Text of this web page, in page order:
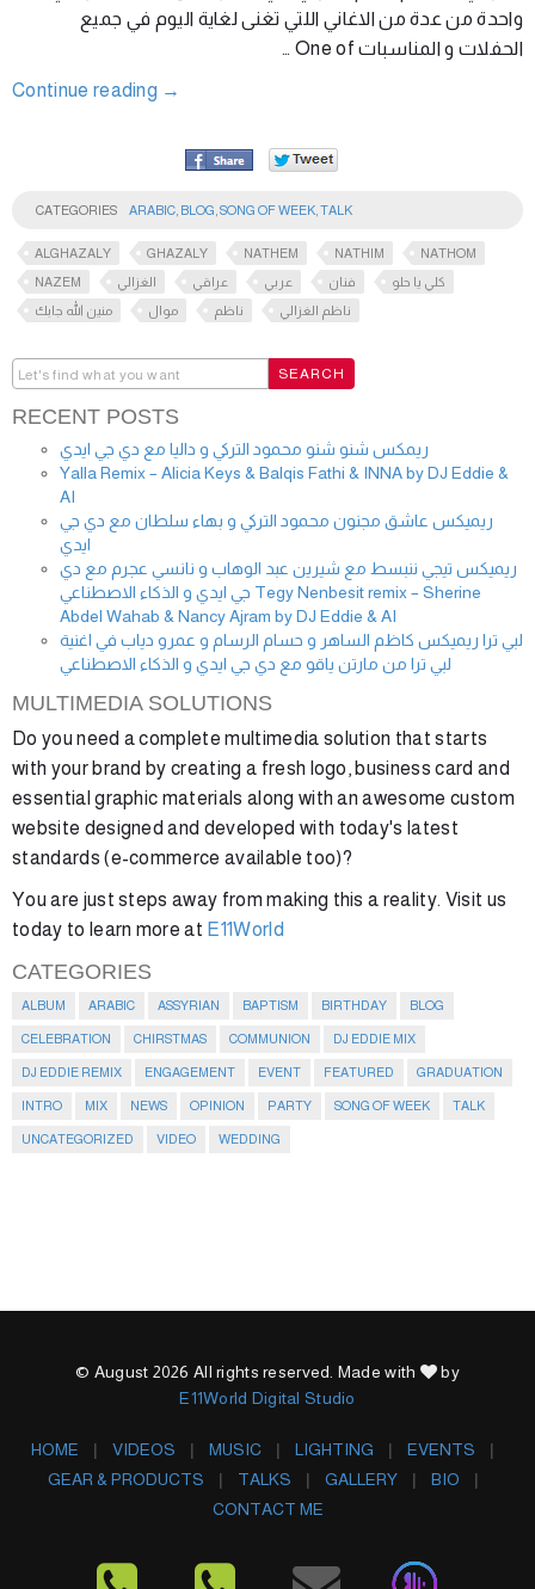
واحدة من عدة من الاغاني اللتي تغنى لغاية اليوم في جميع
الحفلات و المناسبات One of …
Continue reading →
CATEGORIES ARABIC BLOG SONG OF WEEK TALK
ALGHAZALY GHAZALY NATHEM NATHIM
NATHOM
NAZEM
الغزالي عراقي عربي فنان
كلي يا حلو
منين الله جابك
موال ناظم ناظم الغزالي
RECENT POSTS
ريمكس شنو شنو محمود التركي و داليا مع دي جي ايدي
Yalla Remix – Alicia Keys & Balqis Fathi & INNA by DJ Eddie &
AI
ريميكس عاشق مجنون محمود التركي و بهاء سلطان مع دي جي
ايدي
ريميكس تيجي ننبسط مع شيرين عبد الوهاب و نانسي عجرم مع دي
جي ايدي و الذكاء الاصطناعي Tegy Nenbesit remix – Sherine
Abdel Wahab & Nancy Ajram by DJ Eddie & AI
لبي ترا ريميكس كاظم الساهر و حسام الرسام و عمرو دياب في اغنية
لبي ترا من مارتن ياقو مع دي جي ايدي و الذكاء الاصطناعي
MULTIMEDIA SOLUTIONS
Do you need a complete multimedia solution that starts
with your brand by creating a fresh logo, business card and
essential graphic materials along with an awesome custom
website designed and developed with today's latest
standards (e-commerce available too)?
You are just steps away from making this a reality. Visit us
today to learn more at E11World
CATEGORIES
ALBUM ARABIC ASSYRIAN BAPTISM BIRTHDAY BLOG
CELEBRATION CHIRSTMAS COMMUNION DJ EDDIE MIX
DJ EDDIE REMIX ENGAGEMENT EVENT FEATURED GRADUATION
INTRO MIX NEWS OPINION PARTY SONG OF WEEK TALK
UNCATEGORIZED VIDEO WEDDING
© August 2026 All rights reserved. Made with
by
E11World Digital Studio
HOME VIDEOS MUSIC LIGHTING
EVENTS
GEAR & PRODUCTS
TALKS GALLERY
BIO
CONTACT ME